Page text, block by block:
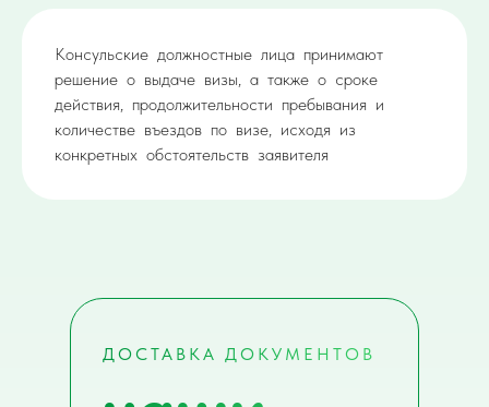
Консульские должностные лица принимают
решение о выдаче визы, а также о сроке
действия, продолжительности пребывания и
количестве въездов по визе, исходя из
конкретных обстоятельств заявителя
ДОСТАВКА ДОКУМЕНТОВ